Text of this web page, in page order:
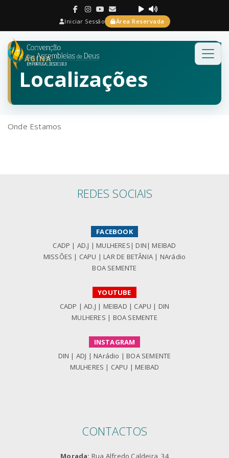
Iniciar Sessão Área Reservada
PÁGINA
Localizações
Onde Estamos
REDES SOCIAIS
FACEBOOK
CADP | AD.J | MULHERES | DIN | MEIBAD
MISSÕES | CAPU | LAR DE BETÂNIA | NArádio
BOA SEMENTE
YOUTUBE
CADP |AD.J | MEIBAD | CAPU | DIN
MULHERES | BOA SEMENTE
INSTAGRAM
DIN | ADJ | NArádio | BOA SEMENTE
MULHERES | CAPU | MEIBAD
CONTACTOS
Morada: Rua Alfredo Caldeira, 34